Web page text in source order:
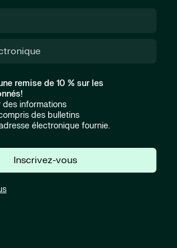
remise de 10 % sur les
des informations
des bulletins
électronique fournie.
Inscrivez-vous